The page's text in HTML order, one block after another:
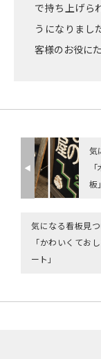
で持ち上げら
うになりまし
客様のお役に
◀︎
気
板」
気になる看板見
「かわいくてお
ート」